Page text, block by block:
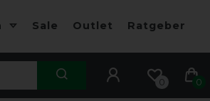
Sale Outlet Ratgeber
0 0